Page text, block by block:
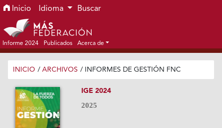
Ir al menú de navegación principal
Ir al contenido principal
Ir al pie de página del sitio
Inicio Idioma Buscar
Informe 2024 Publicados Acerca de
INICIO / ARCHIVOS / INFORMES DE GESTIÓN FNC
IGE 2024
2025